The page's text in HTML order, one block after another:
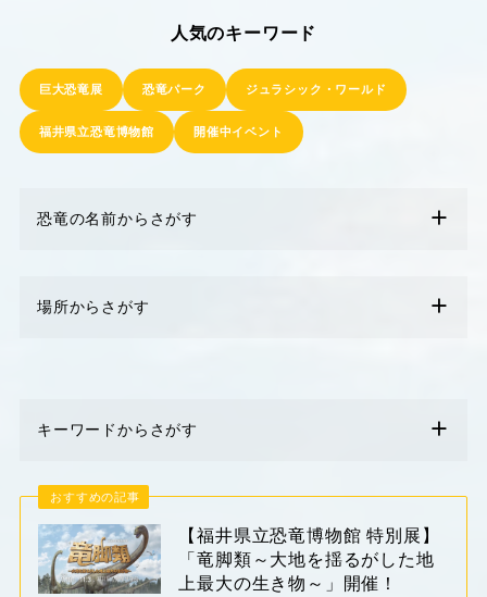
人気のキーワード
巨大恐竜展 恐竜パーク ジュラシック・ワールド
福井県立恐竜博物館 開催中イベント
恐竜の名前からさがす
場所からさがす
キーワードからさがす
おすすめの記事
【福井県立恐竜博物館 特別展】
「竜脚類～大地を揺るがした地
上最大の生き物～」開催！